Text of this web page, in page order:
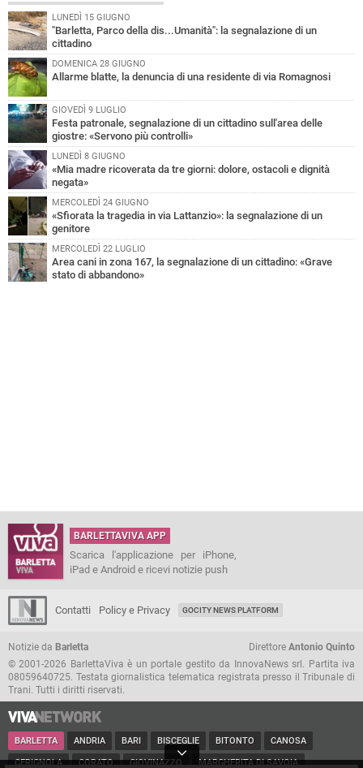
LUNEDÌ 15 GIUGNO
"Barletta, Parco della dis...Umanità": la segnalazione di un
cittadino
DOMENICA 28 GIUGNO
Allarme blatte, la denuncia di una residente di via Romagnosi
GIOVEDÌ 9 LUGLIO
Festa patronale, segnalazione di un cittadino sull'area delle
giostre: «Servono più controlli»
LUNEDÌ 8 GIUGNO
«Mia madre ricoverata da tre giorni: dolore, ostacoli e dignità
negata»
MERCOLEDÌ 24 GIUGNO
«Sfiorata la tragedia in via Lattanzio»: la segnalazione di un
genitore
MERCOLEDÌ 22 LUGLIO
Area cani in zona 167, la segnalazione di un cittadino: «Grave
stato di abbandono»
BARLETTAVIVA APP
Scarica l'applicazione per iPhone,
iPad e Android e ricevi notizie push
Contatti Policy e Privacy GOCITY NEWS PLATFORM
Notizie da Barletta Direttore Antonio Quinto
© 2001-2026 BarlettaViva è un portale gestito da InnovaNews srl. Partita iva
08059640725. Testata giornalistica telematica registrata presso il Tribunale di
Trani. Tutti i diritti riservati.
BARLETTA ANDRIA BARI BISCEGLIE BITONTO CANOSA
CERIGNOLA CORATO GIOVINAZZO MARGHERITA DI SAVOIA